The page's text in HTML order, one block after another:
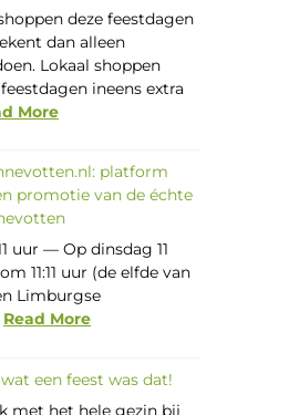
deze feestdagen
dan alleen
Lokaal shoppen
ineens extra
More
platform
promotie van de échte
uur — Op dinsdag 11
11:11 uur (de elfde van
Limburgse
Read More
een feest was dat!
met het hele gezin bij